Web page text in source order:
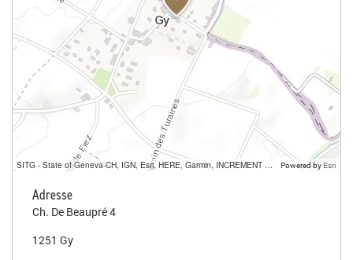
SITG - State of Geneva-CH, IGN, Esri, HERE, Garmin, INCREMENT P, USGS, METI/NASA Powered by Esri
Adresse
Ch. De Beaupré 4
1251 Gy